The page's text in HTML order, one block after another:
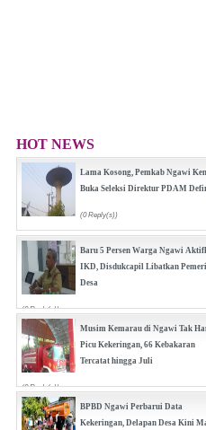
HOT NEWS
Lama Kosong, Pemkab Ngawi
Buka Seleksi Direktur PDAM
(0 Reply(s))
Baru 5 Persen Warga Ngawi
IKD, Disdukcapil Libatkan
Desa
(0 Reply(s))
Musim Kemarau di Ngawi Tak
Picu Kekeringan, 66 Kebakaran
Tercatat hingga Juli
(0 Reply(s))
BPBD Ngawi Perbarui Data
Kekeringan, Delapan Desa Kini